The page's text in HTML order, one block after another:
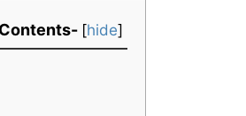
[hide]